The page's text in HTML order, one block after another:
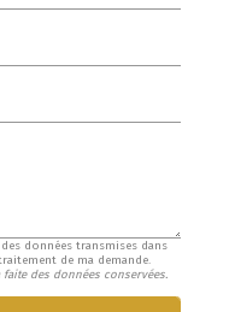
données transmises dans
de ma demande.
des données conservées.